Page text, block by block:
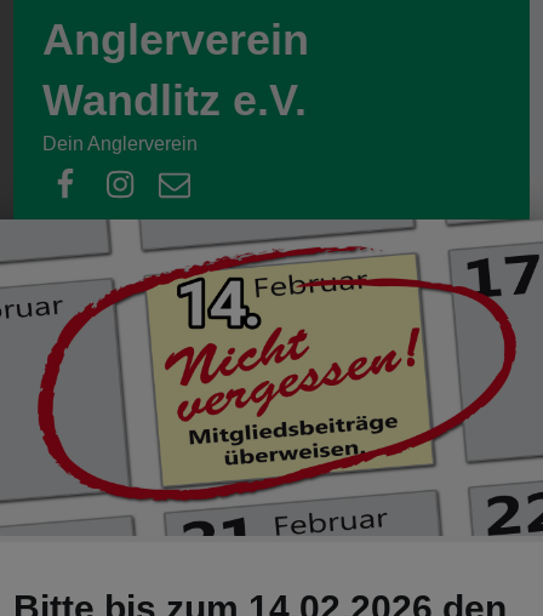
Anglerverein
Wandlitz e.V.
Dein Anglerverein
facebook
instagram
email